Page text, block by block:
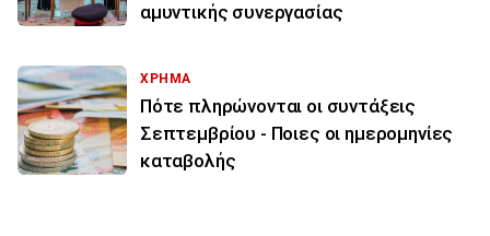
αμυντικής συνεργασίας
ΧΡΗΜΑ
Πότε πληρώνονται οι συντάξεις
Σεπτεμβρίου - Ποιες οι ημερομηνίες
καταβολής